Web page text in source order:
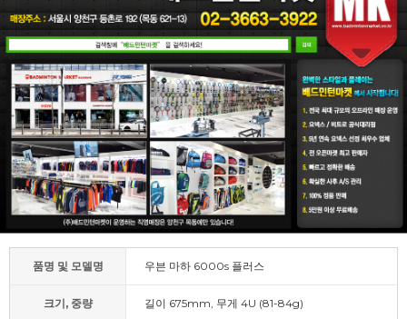
품명 및 모델명 우븐 마하 6000s 플러스
크기, 중량 길이 675mm, 무게 4U (81-84g)